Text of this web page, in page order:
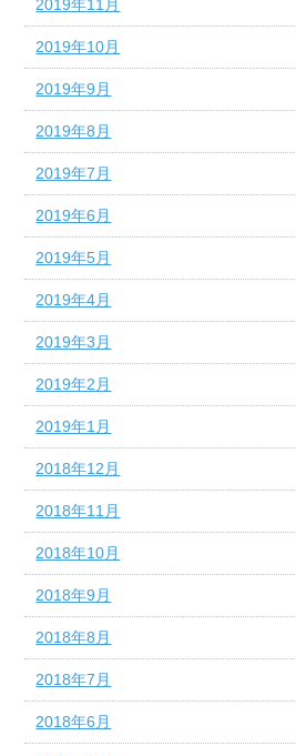
2019年11月
2019年10月
2019年9月
2019年8月
2019年7月
2019年6月
2019年5月
2019年4月
2019年3月
2019年2月
2019年1月
2018年12月
2018年11月
2018年10月
2018年9月
2018年8月
2018年7月
2018年6月